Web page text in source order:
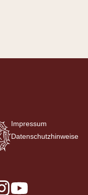
Impressum
Datenschutzhinweise